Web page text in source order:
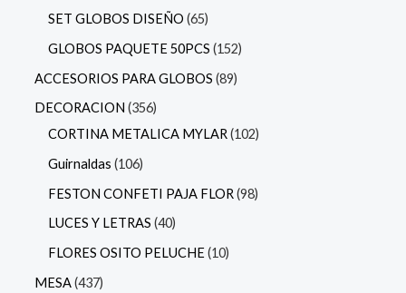
SET GLOBOS DISEÑO 65
GLOBOS PAQUETE 50PCS 152
ACCESORIOS PARA GLOBOS 89
DECORACION 356
CORTINA METALICA MYLAR 102
Guirnaldas 106
FESTON CONFETI PAJA FLOR 98
LUCES Y LETRAS 40
FLORES OSITO PELUCHE 10
MESA 437